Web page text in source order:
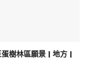
樹林區願景 | 地方 |